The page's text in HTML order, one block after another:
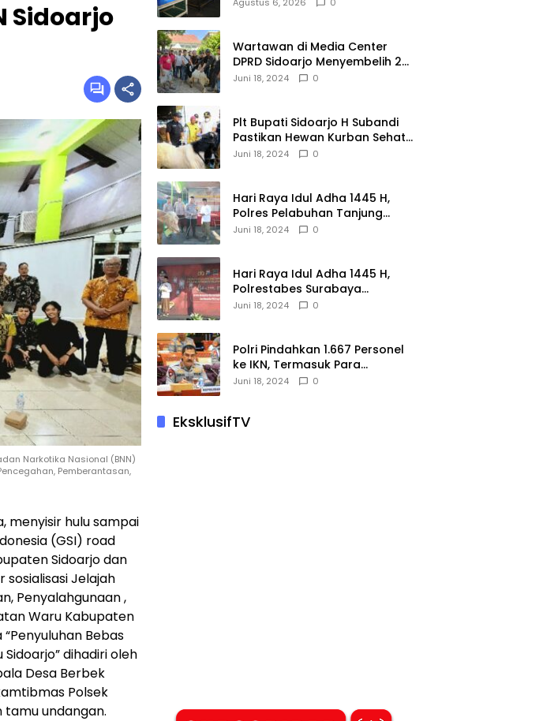
Sidoarjo
Narkotika Nasional (BNN)
Pemberantasan,
menyisir hulu sampai
(GSI) road
Sidoarjo dan
sosialisasi Jelajah
Penyalahgunaan ,
Waru Kabupaten
Bebas
dihadiri oleh
Desa Berbek
Polsek
tamu undangan.
Wartawan di Media Center
DPRD Sidoarjo Menyembelih 2
Ekor Kambing
Juni 18, 2024 0
Plt Bupati Sidoarjo H Subandi
Pastikan Hewan Kurban Sehat
dan Aman
Juni 18, 2024 0
Hari Raya Idul Adha 1445 H,
Polres Pelabuhan Tanjung
Perak Salurkan 49 Hewan
Juni 18, 2024 0
Hari Raya Idul Adha 1445 H,
Polrestabes Surabaya
Menerima dan Menyalurkan
Juni 18, 2024 0
Polri Pindahkan 1.667 Personel
ke IKN, Termasuk Para
Jenderal.
Juni 18, 2024 0
EksklusifTV